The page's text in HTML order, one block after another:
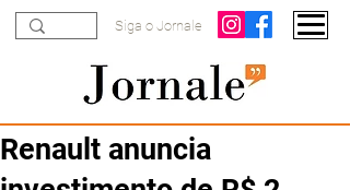
Siga o Jornale
Renault anuncia